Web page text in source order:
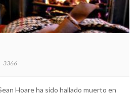
3366
Hoare ha sido hallado muerto en